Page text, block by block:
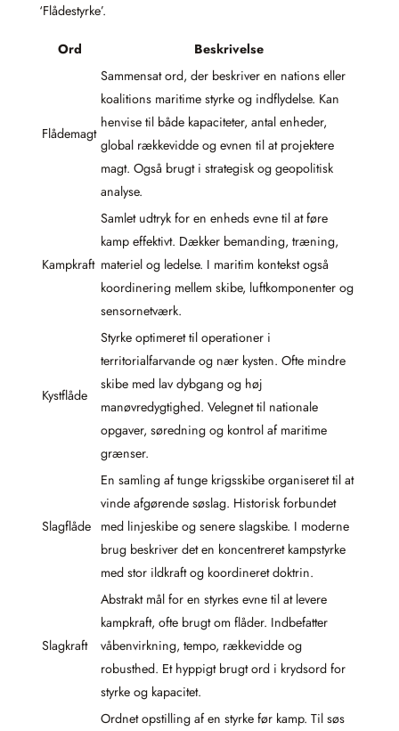
‘Flådestyrke’.
Ord Beskrivelse
Flådemagt
Sammensat ord, der beskriver en nations eller
koalitions maritime styrke og indflydelse. Kan
henvise til både kapaciteter, antal enheder,
global rækkevidde og evnen til at projektere
magt. Også brugt i strategisk og geopolitisk
analyse.
Kampkraft
Samlet udtryk for en enheds evne til at føre
kamp effektivt. Dækker bemanding, træning,
materiel og ledelse. I maritim kontekst også
koordinering mellem skibe, luftkomponenter og
sensornetværk.
Kystflåde
Styrke optimeret til operationer i
territorialfarvande og nær kysten. Ofte mindre
skibe med lav dybgang og høj
manøvredygtighed. Velegnet til nationale
opgaver, søredning og kontrol af maritime
grænser.
Slagflåde
En samling af tunge krigsskibe organiseret til at
vinde afgørende søslag. Historisk forbundet
med linjeskibe og senere slagskibe. I moderne
brug beskriver det en koncentreret kampstyrke
med stor ildkraft og koordineret doktrin.
Slagkraft
Abstrakt mål for en styrkes evne til at levere
kampkraft, ofte brugt om flåder. Indbefatter
våbenvirkning, tempo, rækkevidde og
robusthed. Et hyppigt brugt ord i krydsord for
styrke og kapacitet.
Ordnet opstilling af en styrke før kamp. Til søs